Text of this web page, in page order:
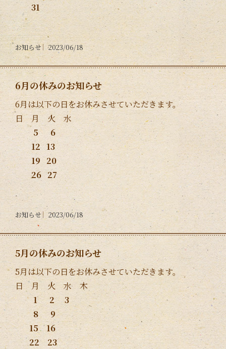
31
お知らせ 2023/06/18
6月の休みのお知らせ
6月は以下の日をお休みさせていただきます。
日 月 火 水
5 6
12 13
19 20
26 27
お知らせ 2023/06/18
5月の休みのお知らせ
5月は以下の日をお休みさせていただきます。
日 月 火 水 木
1 2 3
8 9
15 16
22 23